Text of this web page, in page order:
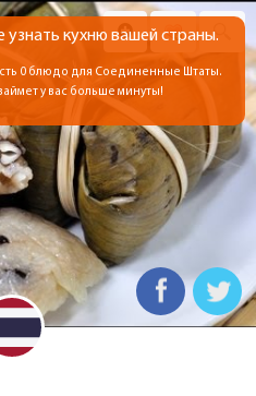
узнать кухню вашей страны.
0 блюдо для Соединенные Штаты.
у вас больше минуты!